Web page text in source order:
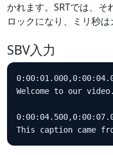
かれます。SRTでは、そ
ロックになり、ミリ秒は
SBV入力
Welcome to our video.
This caption came